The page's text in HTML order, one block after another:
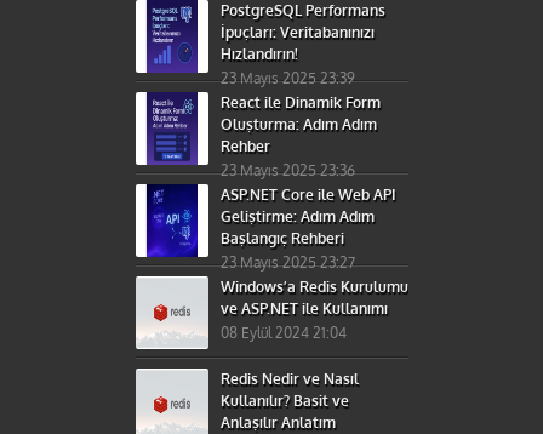
PostgreSQL Performans
İpuçları: Veritabanınızı
Hızlandırın!
23 Mayıs 2025 23:39
React ile Dinamik Form
Oluşturma: Adım Adım
Rehber
23 Mayıs 2025 23:36
ASP.NET Core ile Web API
Geliştirme: Adım Adım
Başlangıç Rehberi
23 Mayıs 2025 23:27
Windows’a Redis Kurulumu
ve ASP.NET ile Kullanımı
08 Eylül 2024 21:04
Redis Nedir ve Nasıl
Kullanılır? Basit ve
Anlaşılır Anlatım